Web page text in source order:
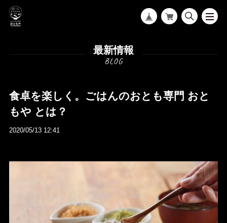
最新情報
食卓を楽しく。ごはんのおとも専門 おと
もや とは？
2020/05/13 12:41